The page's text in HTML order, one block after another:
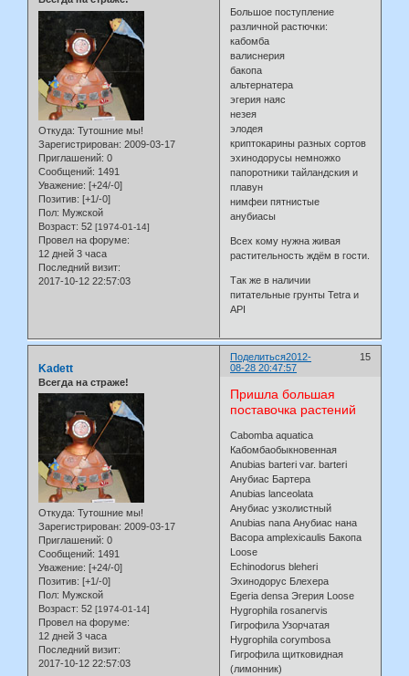
Откуда: Тутошние мы!
Зарегистрирован: 2009-03-17
Приглашений: 0
Сообщений: 1491
Уважение: [+24/-0]
Позитив: [+1/-0]
Пол: Мужской
Возраст: 52 [1974-01-14]
Провел на форуме:
12 дней 3 часа
Последний визит:
2017-10-12 22:57:03
Большое поступление
различной растючки:
кабомба
валиснерия
бакопа
альтернатера
эгерия наяс
незея
элодея
криптокарины разных сортов
эхинодорусы немножко
папоротники тайландския и
плавун
нимфеи пятнистые
анубиасы
Всех кому нужна живая
растительность ждём в гости.
Так же в наличии
питательные грунты Tetra и
API
Поделиться 15
2012-
08-28 20:47:57
Kadett
Всегда на страже!
Откуда: Тутошние мы!
Зарегистрирован: 2009-03-17
Приглашений: 0
Сообщений: 1491
Уважение: [+24/-0]
Позитив: [+1/-0]
Пол: Мужской
Возраст: 52 [1974-01-14]
Провел на форуме:
12 дней 3 часа
Последний визит:
2017-10-12 22:57:03
Пришла большая
поставочка растений
Cabomba aquatica
Кабомбаобыкновенная
Anubias barteri var. barteri
Анубиас Бартера
Anubias lanceolata
Анубиас узколистный
Anubias nana Анубиас нана
Bacopa amplexicaulis Бакопа
Loose
Echinodorus bleheri
Эхинодорус Блехера
Egeria densa Эгерия Loose
Hygrophila rosanervis
Гигрофила Узорчатая
Hygrophila corymbosa
Гигрофила щитковидная
(лимонник)